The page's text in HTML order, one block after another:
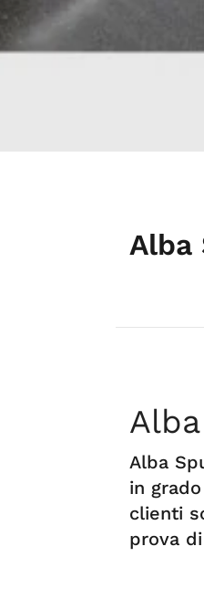
Alba
Alba
in
clienti
prova